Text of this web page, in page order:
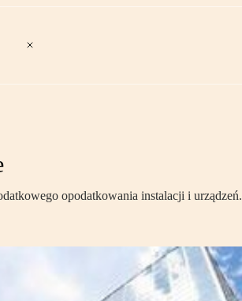
opodatkowania instalacji i urządzeń.